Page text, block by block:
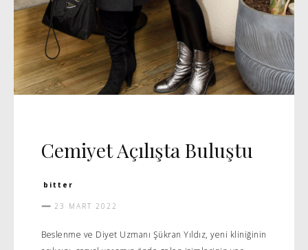
Cemiyet Açılışta Buluştu
bitter
23 MART 2022
Beslenme ve Diyet Uzmanı Şükran Yıldız, yeni kliniğinin